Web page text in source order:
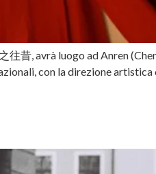
往昔, avrà luogo ad Anren
con la direzione artistica